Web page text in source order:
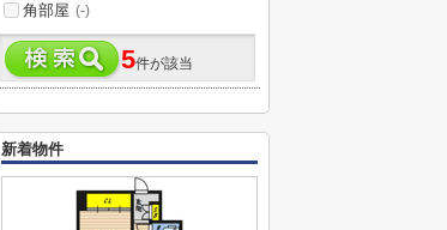
角部屋 (-)
5件が該当
新着物件